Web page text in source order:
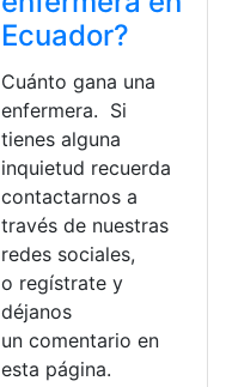
Ecuador?
Cuánto gana una
enfermera. Si
tienes alguna
inquietud recuerda
contactarnos a
través de nuestras
redes sociales,
o regístrate y
déjanos
un comentario en
esta página.